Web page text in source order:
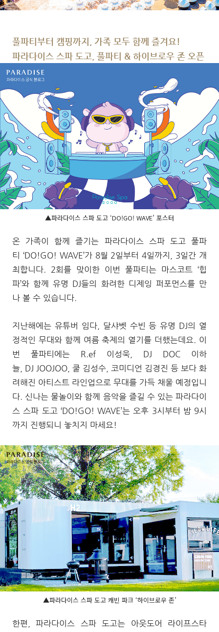
풀파티부터 캠핑까지, 가족 모두 함께 즐겨요!
파라다이스 스파 도고, 풀파티 & 하이브로우 존 오픈
▲파라다이스 스파 도고 ‘DO!GO! WAVE’ 포스터
온 가족이 함께 즐기는 파라다이스 스파 도고 풀파
티 ‘DO!GO! WAVE’가 8월 2일부터 4일까지, 3일간 개
최합니다. 2회를 맞이한 이번 풀파티는 마스코트 ‘힙
파’와 함께 유명 DJ들의 화려한 디제잉 퍼포먼스를 만
나 볼 수 있습니다.
지난해에는 유튜버 임다, 달샤벳 수빈 등 유명 DJ의 열
정적인 무대와 함께 여름 축제의 열기를 더했는데요. 이
번 풀파티에는 R.ef 이성욱, DJ DOC 이하
늘, DJ JOOJOO, 쿨 김성수, 코미디언 김경진 등 보다 화
려해진 아티스트 라인업으로 무대를 가득 채울 예정입니
다. 신나는 물놀이와 함께 음악을 즐길 수 있는 파라다이
스 스파 도고 ‘DO!GO! WAVE’는 오후 3시부터 밤 9시
까지 진행되니 놓치지 마세요!
▲파라다이스 스파 도고 캐빈 파크 ‘하이브로우 존’
한편, 파라다이스 스파 도고는 아웃도어 라이프스타